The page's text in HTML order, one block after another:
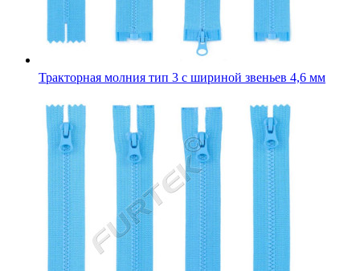
Тракторная молния тип 3 с шириной звеньев 4,6 мм